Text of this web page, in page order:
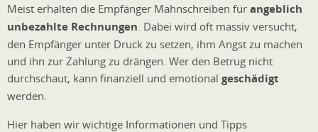
Meist erhalten die Empfänger Mahnschreiben für angeblich
unbezahlte Rechnungen . Dabei wird oft massiv versucht,
den Empfänger unter Druck zu setzen, ihm Angst zu machen
und ihn zur Zahlung zu drängen. Wer den Betrug nicht
durchschaut, kann finanziell und emotional geschädigt
werden.
Hier haben wir wichtige Informationen und Tipps